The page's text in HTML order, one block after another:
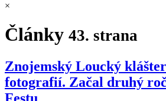
×
Články 43. strana
Znojemský Loucký
fotografií. Začal druhý